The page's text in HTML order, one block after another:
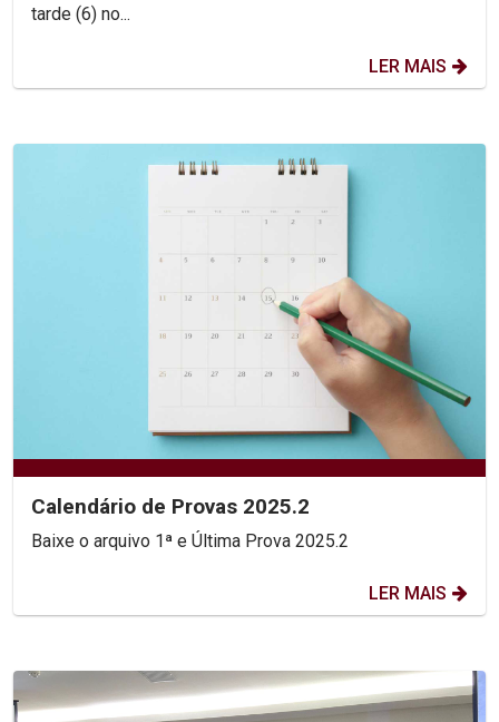
tarde (6) no...
LER MAIS
Calendário de Provas 2025.2
LER MAIS